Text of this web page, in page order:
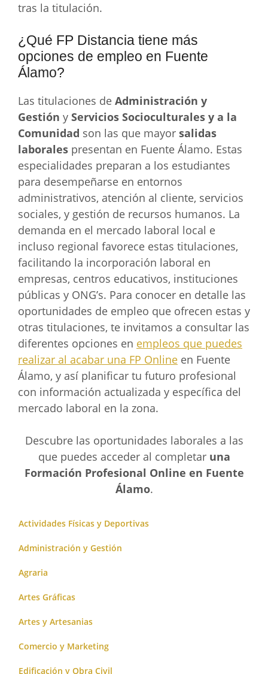
tras la titulación.
¿Qué FP Distancia tiene más
opciones de empleo en Fuente
Álamo?
Las titulaciones de Administración y
Gestión y Servicios Socioculturales y a la
Comunidad son las que mayor salidas
laborales presentan en Fuente Álamo. Estas
especialidades preparan a los estudiantes
para desempeñarse en entornos
administrativos, atención al cliente, servicios
sociales, y gestión de recursos humanos. La
demanda en el mercado laboral local e
incluso regional favorece estas titulaciones,
facilitando la incorporación laboral en
empresas, centros educativos, instituciones
públicas y ONG’s. Para conocer en detalle las
oportunidades de empleo que ofrecen estas y
otras titulaciones, te invitamos a consultar las
diferentes opciones en empleos que puedes
realizar al acabar una FP Online en Fuente
Álamo, y así planificar tu futuro profesional
con información actualizada y específica del
mercado laboral en la zona.
Descubre las oportunidades laborales a las
que puedes acceder al completar una
Formación Profesional Online en Fuente
Álamo.
Actividades Físicas y Deportivas
Administración y Gestión
Agraria
Artes Gráficas
Artes y Artesanias
Comercio y Marketing
Edificación y Obra Civil